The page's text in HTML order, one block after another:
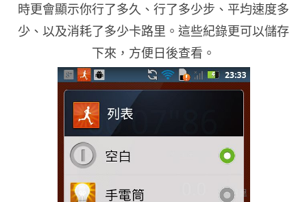
時更會顯示你行了多久、行了多少步、平均速度多
少、以及消耗了多少卡路里。這些紀錄更可以儲存
下來，方便日後查看。